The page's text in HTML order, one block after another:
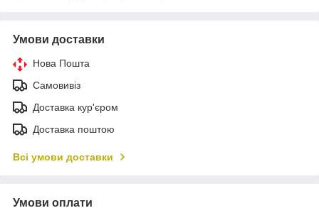
Умови доставки
Нова Пошта
Самовивіз
Доставка кур'єром
Доставка поштою
Всі умови доставки
Умови оплати